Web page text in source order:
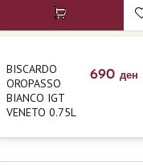
BISCARDO
OROPASSO
BIANCO IGT
VENETO 0.75L
690 ден